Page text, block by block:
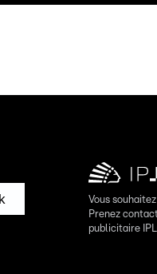
Vous
Prenez
publicitaire